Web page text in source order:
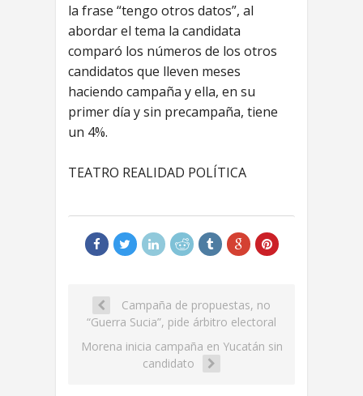
la frase “tengo otros datos”, al
abordar el tema la candidata
comparó los números de los otros
candidatos que lleven meses
haciendo campaña y ella, en su
primer día y sin precampaña, tiene
un 4%.
TEATRO REALIDAD POLÍTICA
Campaña de propuestas, no
“Guerra Sucia”, pide árbitro electoral
Morena inicia campaña en Yucatán sin
candidato